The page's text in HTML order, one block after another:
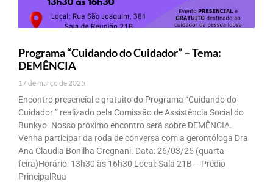
Programa “Cuidando do Cuidador” – Tema:
DEMÊNCIA
17 de março de 2025
Encontro presencial e gratuito do Programa “Cuidando do
Cuidador ” realizado pela Comissão de Assistência Social do
Bunkyo. Nosso próximo encontro será sobre DEMÊNCIA.
Venha participar da roda de conversa com a gerontóloga Dra
Ana Claudia Bonilha Gregnani. Data: 26/03/25 (quarta-
feira)Horário: 13h30 às 16h30 Local: Sala 21B – Prédio
PrincipalRua